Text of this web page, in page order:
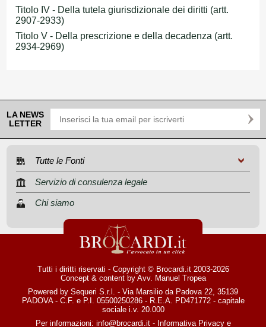
Titolo IV - Della tutela giurisdizionale dei diritti (artt.
2907-2933)
Titolo V - Della prescrizione e della decadenza (artt.
2934-2969)
LA NEWS
LETTER
Tutte le Fonti
Servizio di consulenza legale
Chi siamo
Tutti i diritti riservati - Copyright © Brocardi.it 2003-2026
Concept & content by Avv. Manuel Tropea
Powered by Sequeri S.r.l. - Via Marsilio da Padova 22, 35139
PADOVA - C.F. e P.I. 05500250286 - R.E.A. PD471772 - capitale
sociale i.v. 20.000
Per informazioni: info@brocardi.it- Informativa Privacye